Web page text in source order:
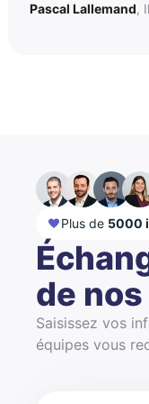
Pascal Lallemand,
Plus de 5000
de nos
Saisissez vos
équipes vous